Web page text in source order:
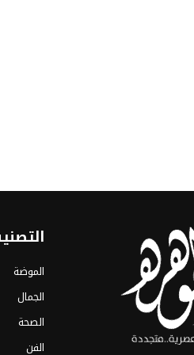
الموضة
الجمال
الصحة
الفن